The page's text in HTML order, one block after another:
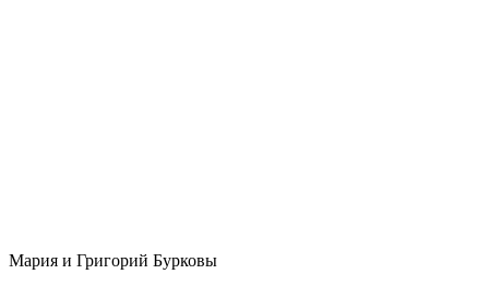
Мария и Григорий Бурковы